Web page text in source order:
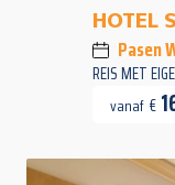
HOTEL
Pasen
REIS MET
vanaf €